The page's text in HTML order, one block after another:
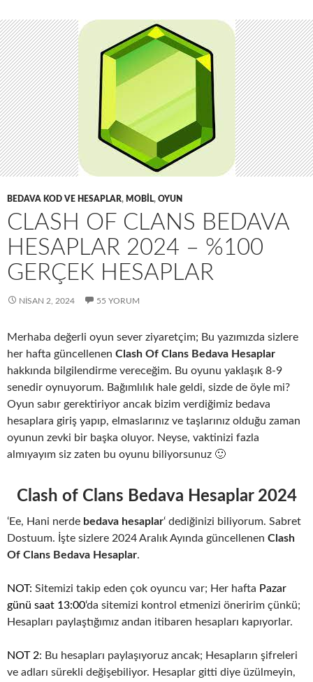
BEDAVA KOD VE HESAPLAR, MOBIL, OYUN
CLASH OF CLANS BEDAVA
HESAPLAR 2024 – %100
GERÇEK HESAPLAR
NISAN 2, 2024 55 YORUM
Merhaba değerli oyun sever ziyaretçim; Bu yazımızda sizlere
her hafta güncellenen Clash Of Clans Bedava Hesaplar
hakkında bilgilendirme vereceğim. Bu oyunu yaklaşık 8-9
senedir oynuyorum. Bağımlılık hale geldi, sizde de öyle mi?
Oyun sabır gerektiriyor ancak bizim verdiğimiz bedava
hesaplara giriş yapıp, elmaslarınız ve taşlarınız olduğu zaman
oyunun zevki bir başka oluyor. Neyse, vaktinizi fazla
almıyayım siz zaten bu oyunu biliyorsunuz 🙂
Clash of Clans Bedava Hesaplar 2024
‘Ee, Hani nerde bedava hesaplar‘ dediğinizi biliyorum. Sabret
Dostuum. İşte sizlere 2024 Aralık Ayında güncellenen Clash
Of Clans Bedava Hesaplar.
NOT: Sitemizi takip eden çok oyuncu var; Her hafta Pazar
günü saat 13:00‘da sitemizi kontrol etmenizi öneririm çünkü;
Hesapları paylaştığımız andan itibaren hesapları kapıyorlar.
NOT 2: Bu hesapları paylaşıyoruz ancak; Hesapların şifreleri
ve adları sürekli değişebiliyor. Hesaplar gitti diye üzülmeyin,